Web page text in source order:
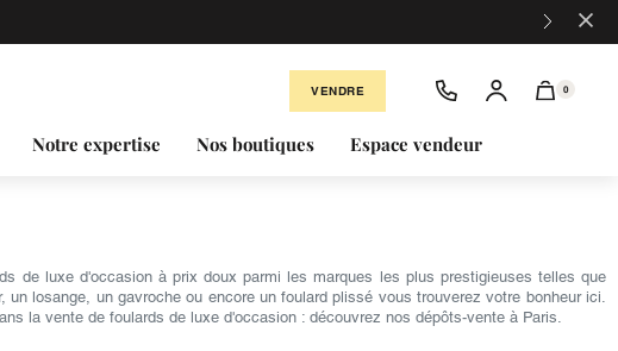
×
VENDRE 0
Notre expertise Nos boutiques Espace vendeur
de luxe d'occasion à prix doux parmi les marques les plus prestigieuses telles que
losange, un gavroche ou encore un foulard plissé vous trouverez votre bonheur ici.
la vente de foulards de luxe d'occasion : découvrez nos dépôts-vente à Paris.